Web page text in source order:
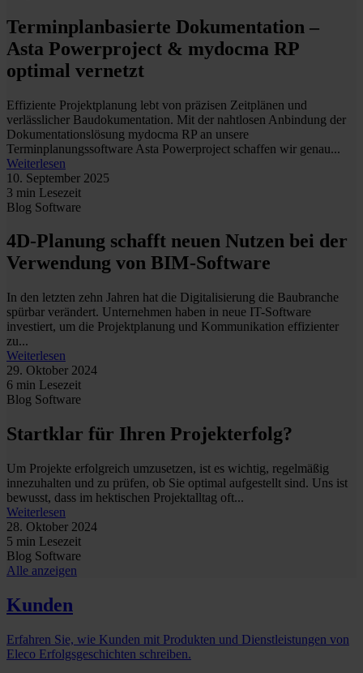
Terminplanbasierte Dokumentation –
Asta Powerproject & mydocma RP
optimal vernetzt
Effiziente Projektplanung lebt von präzisen Zeitplänen und
verlässlicher Baudokumentation. Mit der nahtlosen Anbindung der
Dokumentationslösung mydocma RP an unsere
Terminplanungssoftware Asta Powerproject schaffen wir genau...
Weiterlesen
10. September 2025
3 min Lesezeit
Blog Software
4D-Planung schafft neuen Nutzen bei der
Verwendung von BIM-Software
In den letzten zehn Jahren hat die Digitalisierung die Baubranche
spürbar verändert. Unternehmen haben in neue IT-Software
investiert, um die Projektplanung und Kommunikation effizienter
zu...
Weiterlesen
29. Oktober 2024
6 min Lesezeit
Blog Software
Startklar für Ihren Projekterfolg?
Um Projekte erfolgreich umzusetzen, ist es wichtig, regelmäßig
innezuhalten und zu prüfen, ob Sie optimal aufgestellt sind. Uns ist
bewusst, dass im hektischen Projektalltag oft...
Weiterlesen
28. Oktober 2024
5 min Lesezeit
Blog Software
Alle anzeigen
Kunden
Erfahren Sie, wie Kunden mit Produkten und Dienstleistungen von
Eleco Erfolgsgeschichten schreiben.